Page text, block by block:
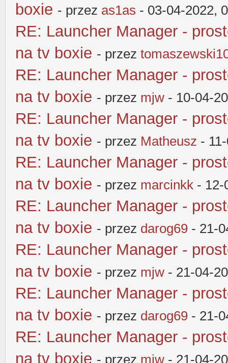
boxie - przez as1as - 03-04-2022,
RE: Launcher Manager -
na tv boxie - przez
RE: Launcher Manager -
na tv boxie - przez mjw - 10-04-
RE: Launcher Manager -
na tv boxie - przez Matheusz -
RE: Launcher Manager -
na tv boxie - przez marcinkk - 12-
RE: Launcher Manager -
na tv boxie - przez darog69 - 21-
RE: Launcher Manager -
na tv boxie - przez mjw - 21-04-
RE: Launcher Manager -
na tv boxie - przez darog69 - 21-
RE: Launcher Manager -
na tv boxie - przez mjw - 21-04-